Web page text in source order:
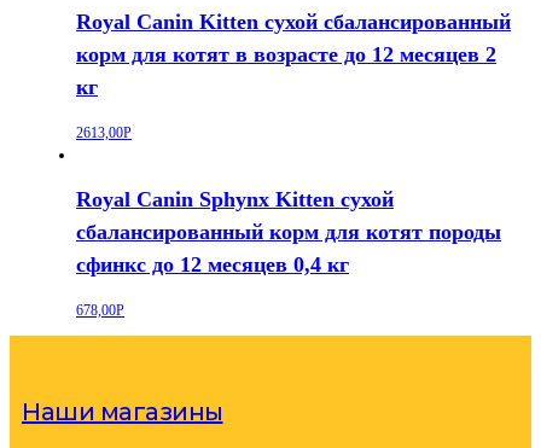
Royal Canin Kitten сухой сбалансированный
корм для котят в возрасте до 12 месяцев 2
кг
2613,00Р
Royal Canin Sphynx Kitten сухой
сбалансированный корм для котят породы
сфинкс до 12 месяцев 0,4 кг
678,00Р
Наши магазины